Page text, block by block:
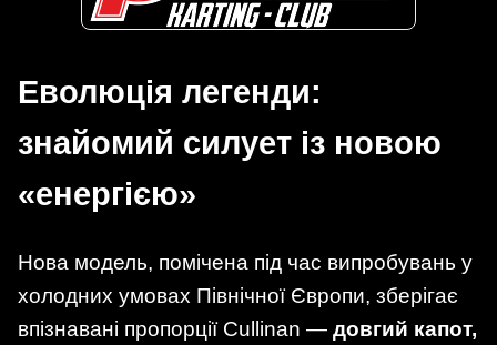
Еволюція легенди:
знайомий силует із новою
«енергією»
Нова модель, помічена під час випробувань у
холодних умовах Північної Європи, зберігає
впізнавані пропорції Cullinan — довгий капот,